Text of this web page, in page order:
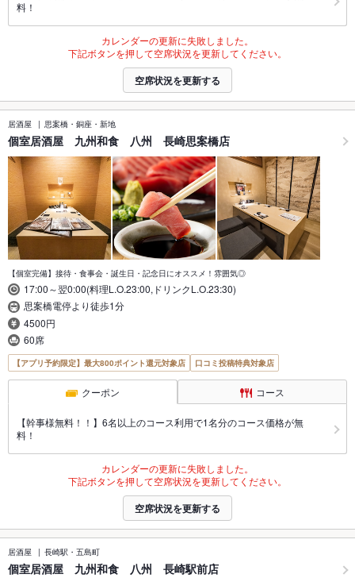
料！
カレンダーの更新に失敗しました。
下記ボタンを押して空席状況を更新してください。
空席状況を更新する
居酒屋 思案橋・銅座・新地
個室居酒屋 九州和食 八州 長崎思案橋店
【個室完備】接待・食事会・誕生日・記念日にオススメ！雰囲気◎
17:00～翌0:00(料理L.O.23:00,ドリンクL.O.23:30)
思案橋電停より徒歩1分
4500円
60席
【アプリ予約限定】最大800ポイント還元対象店 口コミ投稿特典対象店
クーポン コース
【幹事様無料！！】6名以上のコース利用で1名分のコース価格が無
料！
カレンダーの更新に失敗しました。
下記ボタンを押して空席状況を更新してください。
空席状況を更新する
居酒屋 長崎駅・五島町
個室居酒屋 九州和食 八州 長崎駅前店